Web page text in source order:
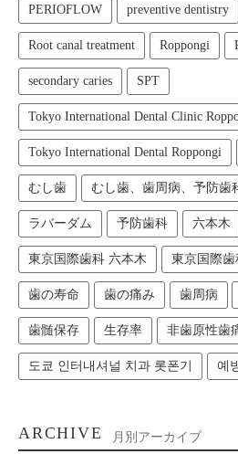
PERIOFLOW preventive dentistry
Root canal treatment Roppongi
secondary caries SPT
Tokyo International Dental Clinic
Tokyo International Dental Roppongi
むし歯 むし歯、歯周病、予防歯
ラバーダム 予防歯科 六本木
東京国際歯科 六本木 東京国際歯
歯の寿命 歯の痛み 歯周病
歯髄保存 生存率 非歯原性歯
도쿄 인터내셔널 치과 롯폰기 예
ARCHIVE 月別アーカイブ